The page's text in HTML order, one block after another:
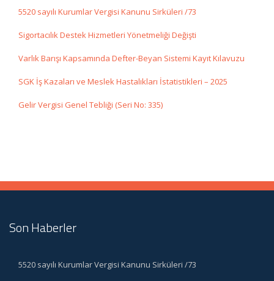
5520 sayılı Kurumlar Vergisi Kanunu Sirküleri /73
Sigortacılık Destek Hizmetleri Yönetmeliği Değişti
Varlık Barışı Kapsamında Defter-Beyan Sistemi Kayıt Kılavuzu
SGK İş Kazaları ve Meslek Hastalıkları İstatistikleri – 2025
Gelir Vergisi Genel Tebliği (Seri No: 335)
Son Haberler
5520 sayılı Kurumlar Vergisi Kanunu Sirküleri /73